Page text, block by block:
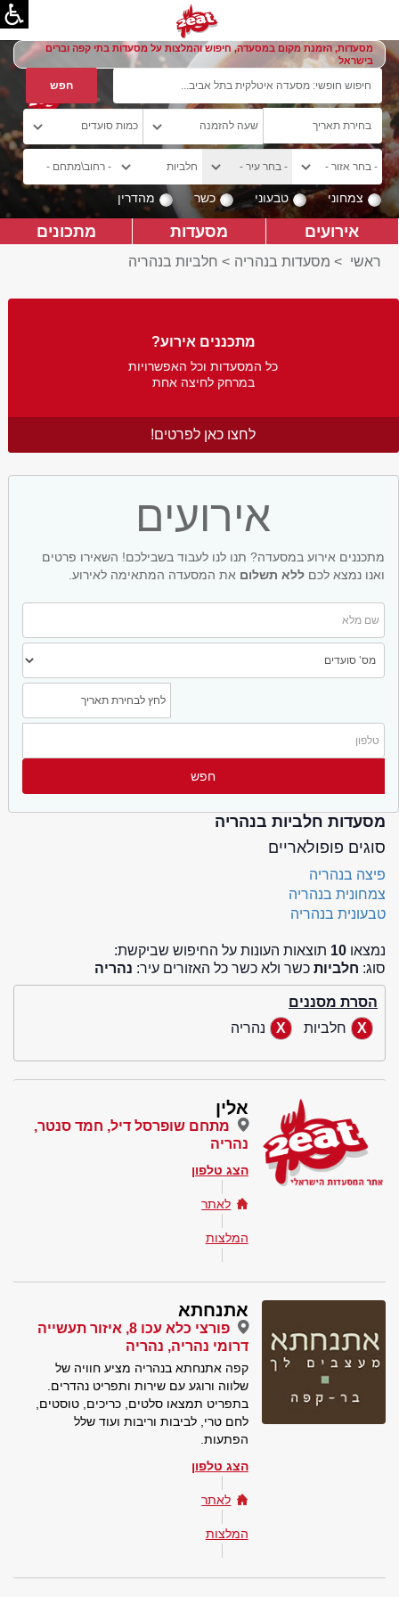
מסעדות, הזמנת מקום במסעדה, חיפוש והמלצות על מסעדות בתי קפה וברים
בישראל
צמחוני טבעוני כשר מהדרין
אירועים מסעדות מתכונים
ראשי > מסעדות בנהריה > חלביות בנהריה
מתכננים אירוע?
כל המסעדות וכל האפשרויות
במרחק לחיצה אחת
לחצו כאן לפרטים!
אירועים
מתכננים אירוע במסעדה? תנו לנו לעבוד בשבילכם! השאירו פרטים
ואנו נמצא לכם ללא תשלום את המסעדה המתאימה לאירוע.
מסעדות חלביות בנהריה
סוגים פופולאריים
פיצה בנהריה
צמחונית בנהריה
טבעונית בנהריה
נמצאו 10 תוצאות העונות על החיפוש שביקשת:
סוג: חלביות כשר ולא כשר כל האזורים עיר: נהריה
הסרת מסננים
חלביות
נהריה
אלין
מתחם שופרסל דיל, חמד סנטר,
נהריה
הצג טלפון
לאתר
המלצות
אתנחתא
פורצי כלא עכו 8, איזור תעשייה
דרומי נהריה, נהריה
קפה אתנחתא בנהריה מציע חוויה של
שלווה ורוגע עם שירות ותפריט נהדרים.
בתפריט תמצאו סלטים, כריכים, טוסטים,
לחם טרי, לביבות וריבות ועוד שלל
הפתעות.
הצג טלפון
לאתר
המלצות